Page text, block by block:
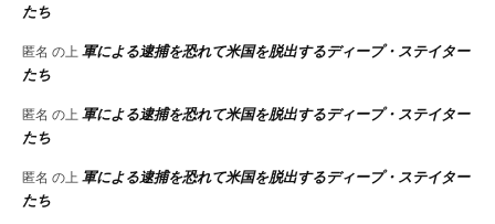
たち
匿名 の上軍による逮捕を恐れて米国を脱出するディープ・ステイター
たち
匿名 の上軍による逮捕を恐れて米国を脱出するディープ・ステイター
たち
匿名 の上軍による逮捕を恐れて米国を脱出するディープ・ステイター
たち